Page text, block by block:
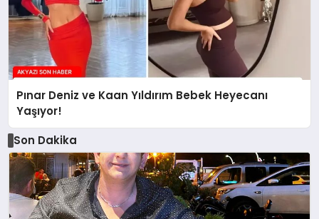
Pınar Deniz ve Kaan Yıldırım Bebek Heyecanı
Yaşıyor!
Son Dakika